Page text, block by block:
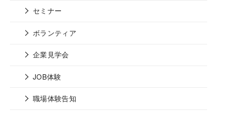
セミナー
ボランティア
企業見学会
JOB体験
職場体験告知